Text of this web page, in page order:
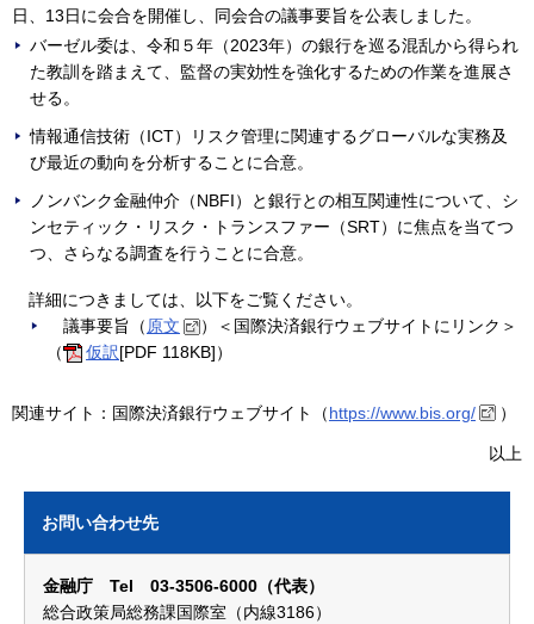
日、13日に会合を開催し、同会合の議事要旨を公表しました。
バーゼル委は、令和５年（2023年）の銀行を巡る混乱から得られ
た教訓を踏まえて、監督の実効性を強化するための作業を進展さ
せる。
情報通信技術（ICT）リスク管理に関連するグローバルな実務及
び最近の動向を分析することに合意。
ノンバンク金融仲介（NBFI）と銀行との相互関連性について、シ
ンセティック・リスク・トランスファー（SRT）に焦点を当てつ
つ、さらなる調査を行うことに合意。
詳細につきましては、以下をご覧ください。
議事要旨（ 原文
）＜国際決済銀行ウェブサイトにリンク＞
（
仮訳[PDF 118KB]）
関連サイト：国際決済銀行ウェブサイト（https://www.bis.org/ ）
以上
お問い合わせ先
金融庁 Tel 03-3506-6000（代表）
総合政策局総務課国際室（内線3186）